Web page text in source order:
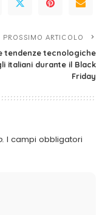
PROSSIMO ARTICOLO
tendenze tecnologiche
italiani durante il Black
Friday
I campi obbligatori